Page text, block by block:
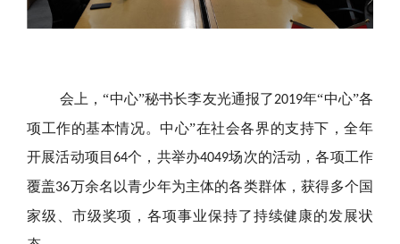
会上，“中心”秘书长李友光通报了2019年“中心”各
项工作的基本情况。中心”在社会各界的支持下，全年
开展活动项目64个，共举办4049场次的活动，各项工作
覆盖36万余名以青少年为主体的各类群体，获得多个国
家级、市级奖项，各项事业保持了持续健康的发展状